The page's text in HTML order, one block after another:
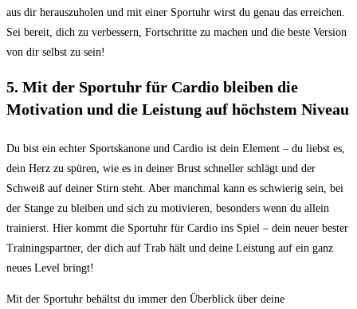
aus dir herauszuholen und ‍mit ​einer ‍Sportuhr wirst du genau das erreichen.
Sei bereit, dich zu verbessern, Fortschritte​ zu machen und die ⁣beste Version
von dir selbst zu sein!
5. Mit⁤ der Sportuhr für Cardio ​bleiben​ die
Motivation und die ⁣Leistung ‌auf​ höchstem⁢ Niveau
Du bist ein echter Sportskanone und‌ Cardio ‍ist⁣ dein ‍Element – du ‍liebst es,
dein Herz zu spüren, wie es in deiner Brust ‌schneller schlägt und‍ der
Schweiß auf deiner Stirn steht. Aber manchmal kann es schwierig sein, bei
‍der Stange zu‌ bleiben ‍und sich zu motivieren, besonders wenn du allein
trainierst. Hier kommt die Sportuhr für Cardio ins Spiel – dein neuer bester
Trainingspartner,​ der dich auf Trab hält und deine Leistung auf ein⁣ ganz
‍neues Level bringt!
Mit der Sportuhr ⁢behältst du immer den Überblick über deine